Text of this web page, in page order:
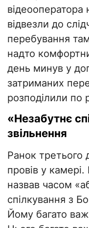
відеооператора
відвезли до
перебування
надто
день минув у
затриманих
розподілили по
«Незабутнє
звільнення
Ранок третього
провів у камері.
назвав часом
спілкування з
Йому багато